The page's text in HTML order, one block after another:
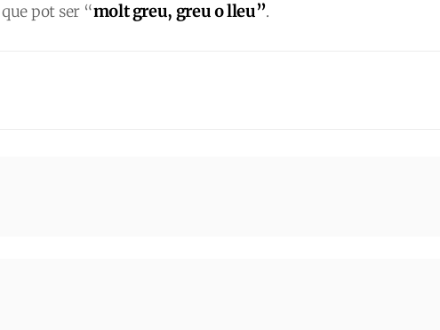
pot ser “molt greu, greu o lleu”.